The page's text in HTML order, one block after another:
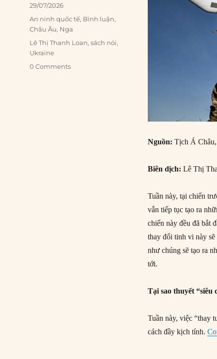
Nguồn:Tịch Á
Biên dịch: Lê Thị
Tuần này, tại chiến
vẫn tiếp tục tạo ra
chiến này đều đã bắt
thay đổi tinh vi này
như chúng sẽ tạo ra
tới.
Tại sao thuyết “siêu
Tuần này, việc “thay
cách đầy kịch tính.
Posted
on
29/07/2026
Categories
An ninh quốc tế, Bình luận,
Châu Âu, Nga
Tags
Lê Thị Thanh Loan,sách nói,
Ukraine
0 Comments